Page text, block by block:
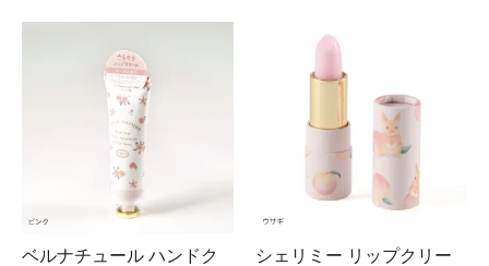
ベルナチュール ハンドク
シェリミー リップクリー